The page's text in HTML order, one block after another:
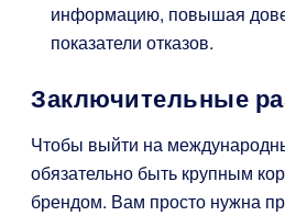
информацию, повышая
показатели отказов.
Заключительные
Чтобы выйти на
обязательно быть крупным
брендом. Вам просто нужна